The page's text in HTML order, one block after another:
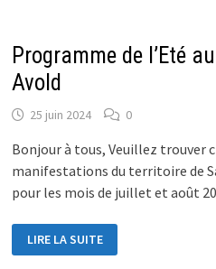
Programme de l’Eté
Avold
25 juin 2024 0
Bonjour à tous, Veuillez trouver
manifestations du territoire de
pour les mois de juillet et août
PROGRAMME
DE
L’ETÉ
LIRE LA SUITE